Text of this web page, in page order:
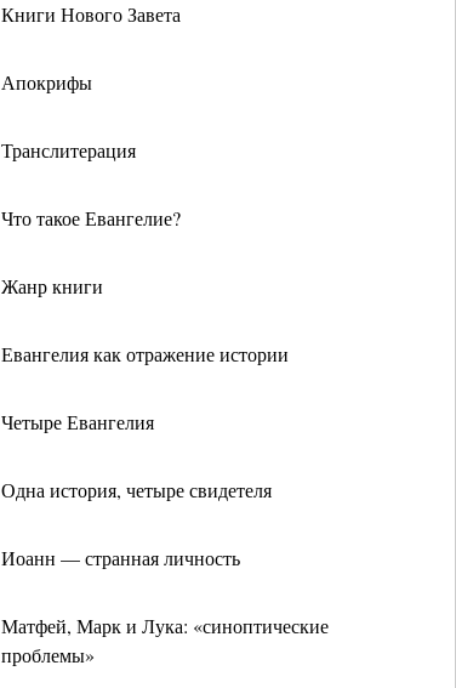
Книги Нового Завета
Апокрифы
Транслитерация
Что такое Евангелие?
Жанр книги
Евангелия как отражение истории
Четыре Евангелия
Одна история, четыре свидетеля
Иоанн — странная личность
Матфей, Марк и Лука: «синоптические
проблемы»